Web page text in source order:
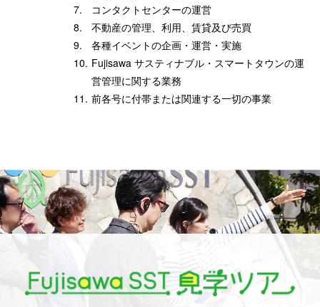
7.
コンタクトセンターの運営
8.
不動産の管理、利用、賃貸及び売買
9.
各種イベントの企画・運営・実施
10. Fujisawa サスティナブル・スマートタウンの運
営管理に関する業務
11. 前各号に付帯または関連する一切の事業